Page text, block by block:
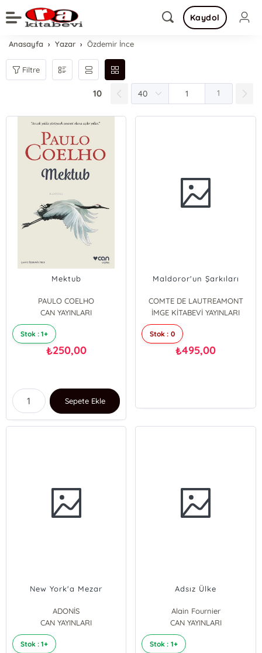
Kaydol
Anasayfa Yazar Özdemir İnce
Filtre
10 1
Mektub
PAULO COELHO
CAN YAYINLARI
Stok : 1+
₺250,00
Sepete Ekle
Maldoror'un Şarkıları
COMTE DE LAUTREAMONT
İMGE KİTABEVİ YAYINLARI
Stok : 0
₺495,00
New York'a Mezar
ADONİS
CAN YAYINLARI
Stok : 1+
Adsız Ülke
Alain Fournier
CAN YAYINLARI
Stok : 1+